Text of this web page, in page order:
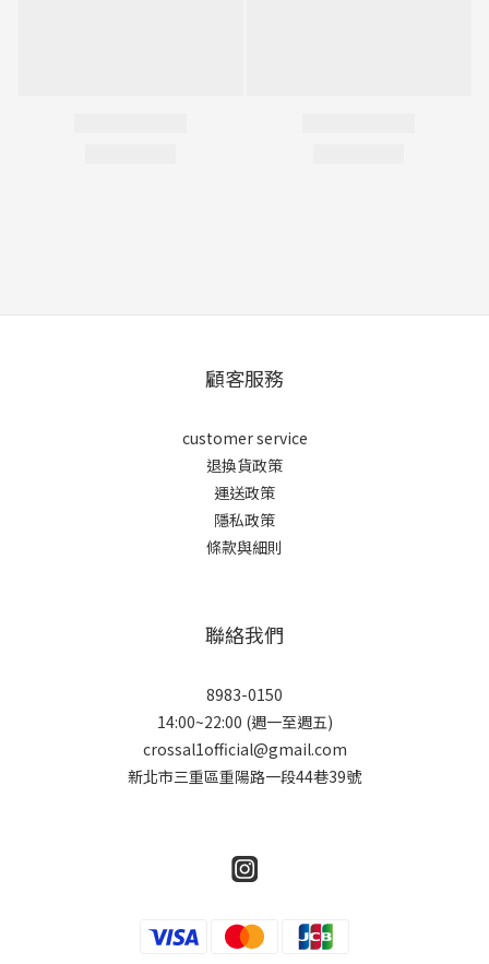
顧客服務
customer service
退換貨政策
運送政策
隱私政策
條款與細則
聯絡我們
8983-0150
14:00~22:00 (週一至週五)
crossal1official@gmail.com
新北市三重區重陽路一段44巷39號